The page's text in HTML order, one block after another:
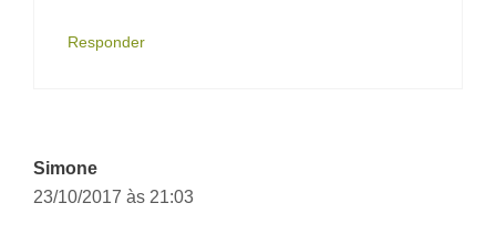
Responder
Simone
23/10/2017 às 21:03